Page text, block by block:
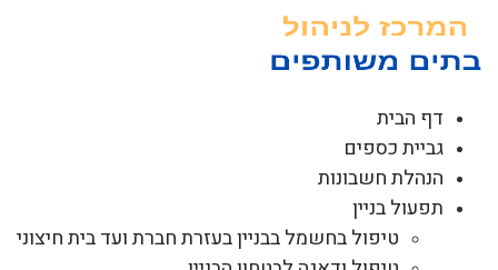
דף הבית
גביית כספים
הנהלת חשבונות
תפעול בניין
טיפול בחשמל בבניין בעזרת חברת ועד בית חיצוני